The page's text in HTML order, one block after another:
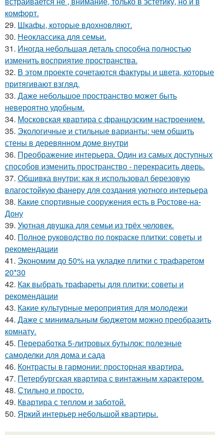
комфорт.
29. Шкафы, которые вдохновляют.
30. Неоклассика для семьи.
31. Иногда небольшая деталь способна полностью
изменить восприятие пространства.
32. В этом проекте сочетаются фактуры и цвета, которые
притягивают взгляд.
33. Даже небольшое пространство может быть
невероятно удобным.
34. Московская квартира с французским настроением.
35. Экологичные и стильные варианты: чем обшить
стены в деревянном доме внутри
36. Преображение интерьера. Один из самых доступных
способов изменить пространство - перекрасить дверь.
37. Обшивка внутри: как я использовал березовую
влагостойкую фанеру для создания уютного интерьера
38. Какие спортивные сооружения есть в Ростове-на-
Дону
39. Уютная двушка для семьи из трёх человек.
40. Полное руководство по покраске плитки: советы и
рекомендации
41. Экономим до 50% на укладке плитки с трафаретом
20*30
42. Как выбрать трафареты для плитки: советы и
рекомендации
43. Какие культурные мероприятия для молодежи
44. Даже с минимальным бюджетом можно преобразить
комнату.
45. Переработка 5-литровых бутылок: полезные
самоделки для дома и сада
46. Контрасты в гармонии: просторная квартира.
47. Петербургская квартира с винтажным характером.
48. Стильно и просто.
49. Квартира с теплом и заботой.
50. Яркий интерьер небольшой квартиры.